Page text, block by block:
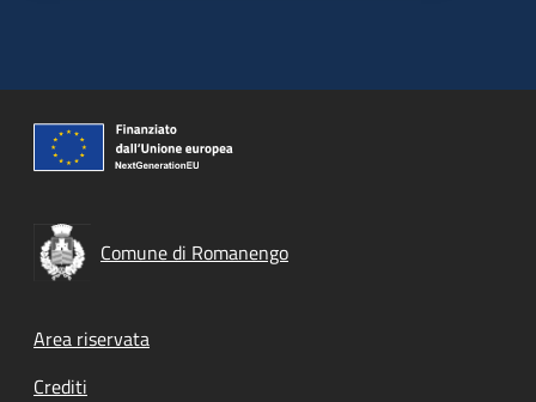
Comune di Romanengo
Footer menu
Area riservata
Crediti